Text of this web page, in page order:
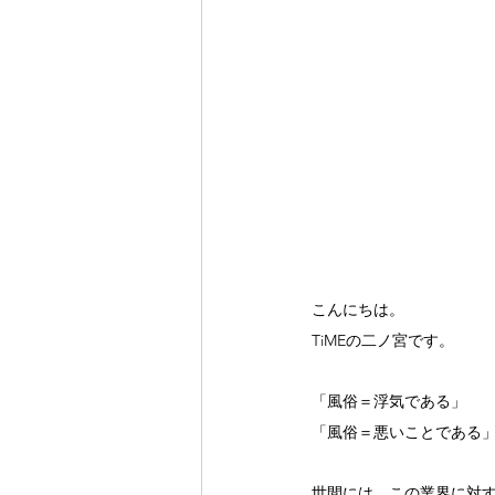
こんにちは。
TiMEの二ノ宮です。
「風俗＝浮気である」
「風俗＝悪いことである」